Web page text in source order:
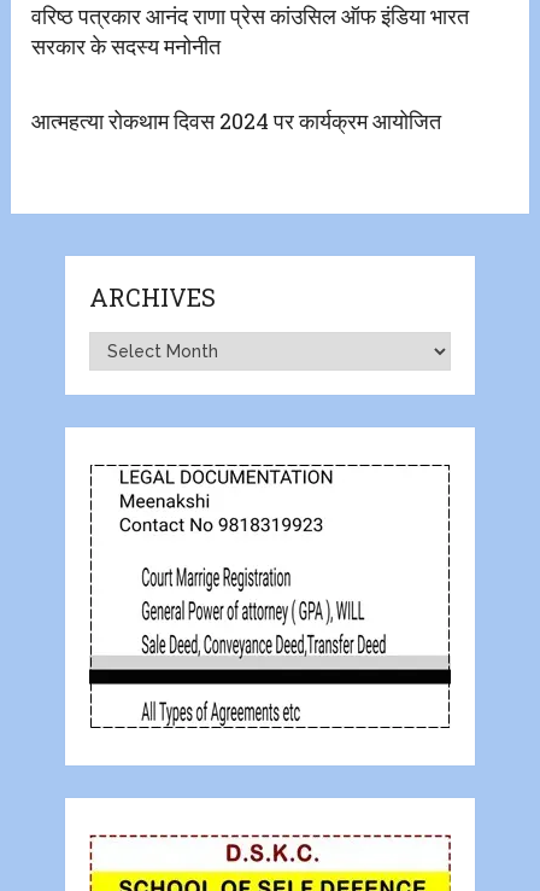
वरिष्ठ पत्रकार आनंद राणा प्रेस कांउसिल ऑफ इंडिया भारत
सरकार के सदस्य मनोनीत
आत्महत्या रोकथाम दिवस 2024 पर कार्यक्रम आयोजित
ARCHIVES
Archives